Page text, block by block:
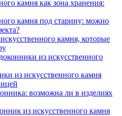
камня как зона хранения:
камня под старину: можно
камня, которые
из искусственного
из искусственного камня
возможна ли в изделиях
из искусственного камня